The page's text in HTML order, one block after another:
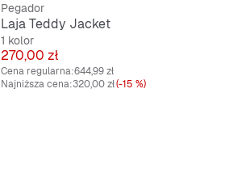
Pegador
Laja Teddy Jacket
1 kolor
Cena
270,00 zł
Cena regularna:644,99 zł
Najniższa cena:320,00 zł(-15 %)